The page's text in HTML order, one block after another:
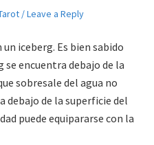
Leave a Reply
iceberg. Es bien sabido
encuentra debajo de la
sobresale del agua no
debajo de la superficie del
puede equipararse con la